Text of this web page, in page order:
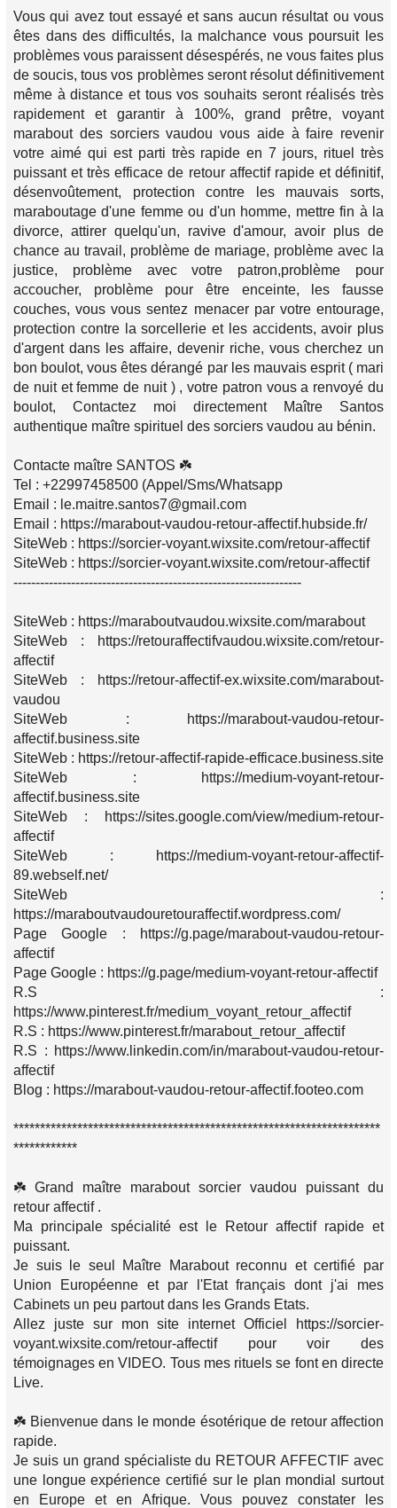
Vous qui avez tout essayé et sans aucun résultat ou vous
êtes dans des difficultés, la malchance vous poursuit les
problèmes vous paraissent désespérés, ne vous faites plus
de soucis, tous vos problèmes seront résolut définitivement
même à distance et tous vos souhaits seront réalisés très
rapidement et garantir à 100%, grand prêtre, voyant
marabout des sorciers vaudou vous aide à faire revenir
votre aimé qui est parti très rapide en 7 jours, rituel très
puissant et très efficace de retour affectif rapide et définitif,
désenvoûtement, protection contre les mauvais sorts,
maraboutage d'une femme ou d'un homme, mettre fin à la
divorce, attirer quelqu'un, ravive d'amour, avoir plus de
chance au travail, problème de mariage, problème avec la
justice, problème avec votre patron,problème pour
accoucher, problème pour être enceinte, les fausse
couches, vous vous sentez menacer par votre entourage,
protection contre la sorcellerie et les accidents, avoir plus
d'argent dans les affaire, devenir riche, vous cherchez un
bon boulot, vous êtes dérangé par les mauvais esprit ( mari
de nuit et femme de nuit ) , votre patron vous a renvoyé du
boulot, Contactez moi directement Maître Santos
authentique maître spirituel des sorciers vaudou au bénin.
Contacte maître SANTOS ☘️
Tel : +22997458500 (Appel/Sms/Whatsapp
Email : le.maitre.santos7@gmail.com
Email : https://marabout-vaudou-retour-affectif.hubside.fr/
SiteWeb : https://sorcier-voyant.wixsite.com/retour-affectif
SiteWeb : https://sorcier-voyant.wixsite.com/retour-affectif
-----------------------------------------------------------------
SiteWeb : https://maraboutvaudou.wixsite.com/marabout
SiteWeb : https://retouraffectifvaudou.wixsite.com/retour-
affectif
SiteWeb : https://retour-affectif-ex.wixsite.com/marabout-
vaudou
SiteWeb : https://marabout-vaudou-retour-
affectif.business.site
SiteWeb : https://retour-affectif-rapide-efficace.business.site
SiteWeb : https://medium-voyant-retour-
affectif.business.site
SiteWeb : https://sites.google.com/view/medium-retour-
affectif
SiteWeb : https://medium-voyant-retour-affectif-
89.webself.net/
SiteWeb :
https://maraboutvaudouretouraffectif.wordpress.com/
Page Google : https://g.page/marabout-vaudou-retour-
affectif
Page Google : https://g.page/medium-voyant-retour-affectif
R.S :
https://www.pinterest.fr/medium_voyant_retour_affectif
R.S : https://www.pinterest.fr/marabout_retour_affectif
R.S : https://www.linkedin.com/in/marabout-vaudou-retour-
affectif
Blog : https://marabout-vaudou-retour-affectif.footeo.com
*********************************************************************
************
☘️ Grand maître marabout sorcier vaudou puissant du
retour affectif .
Ma principale spécialité est le Retour affectif rapide et
puissant.
Je suis le seul Maître Marabout reconnu et certifié par
Union Européenne et par l'Etat français dont j'ai mes
Cabinets un peu partout dans les Grands Etats.
Allez juste sur mon site internet Officiel https://sorcier-
voyant.wixsite.com/retour-affectif pour voir des
témoignages en VIDEO. Tous mes rituels se font en directe
Live.
☘️ Bienvenue dans le monde ésotérique de retour affection
rapide.
Je suis un grand spécialiste du RETOUR AFFECTIF avec
une longue expérience certifié sur le plan mondial surtout
en Europe et en Afrique. Vous pouvez constater les